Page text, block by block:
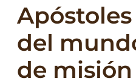
del
de misión